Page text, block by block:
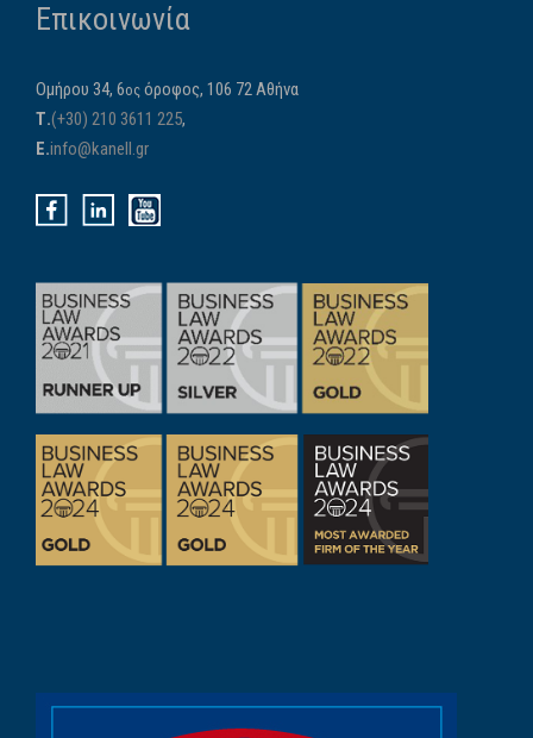
Επικοινωνία
Ομήρου 34, 6ος όροφος, 106 72 Αθήνα
Τ.(+30) 210 3611 225,
E.info@kanell.gr